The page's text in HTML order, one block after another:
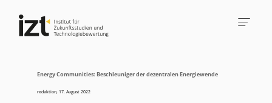
Energy Communities: Beschleuniger der dezentralen Energiewende
redaktion,17. August 2022